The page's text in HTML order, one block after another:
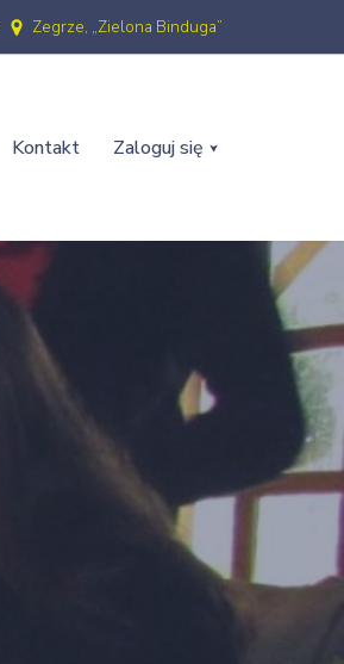
Zegrze, „Zielona Binduga”
Kontakt Zaloguj się